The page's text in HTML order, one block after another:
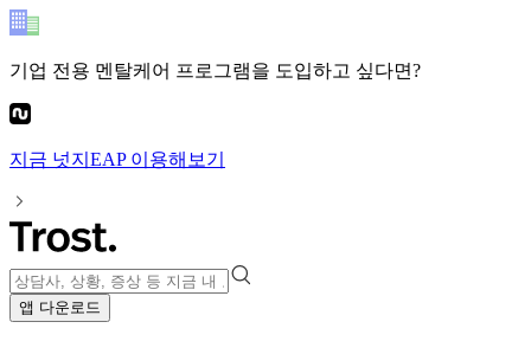
기업 전용 멘탈케어 프로그램을 도입하고 싶다면?
지금 넛지EAP이용해보기
앱 다운로드